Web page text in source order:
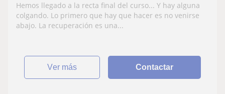
Hemos llegado a la recta final del curso... Y hay alguna
colgando. Lo primero que hay que hacer es no venirse
abajo. La recuperación es una...
ver más Contactar